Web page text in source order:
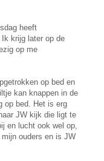
heeft
krijg later op de
op me
op bed en
kan knappen in de
op bed. Het is erg
JW kijk die ligt te
en lucht ook wel op,
ouders en is JW